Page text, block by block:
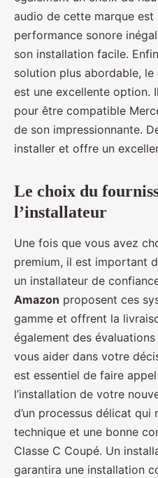
audio de cette marque est
performance sonore
son installation facile.
solution plus abordable, le
est une excellente option.
pour être compatible
de son impressionnante.
installer et offre un
Le choix du
l’installateur
Une fois que vous avez
premium, il est important
un installateur de
Amazon proposent ces
gamme et offrent la
également des
vous aider dans votre
est essentiel de faire
l’installation de votre
d’un processus délicat
technique et une bonne
Classe C Coupé. Un
garantira une installation